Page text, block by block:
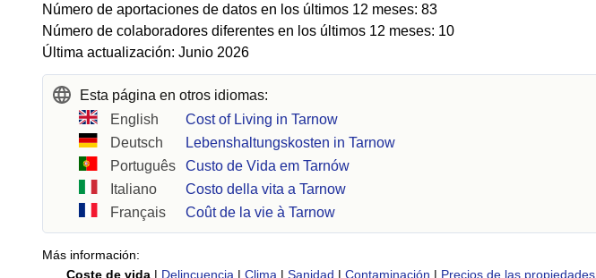
Número de aportaciones de datos en los últimos 12 meses: 83
Número de colaboradores diferentes en los últimos 12 meses: 10
Última actualización: Junio 2026
Esta página en otros idiomas:
English
Cost of Living in Tarnow
Deutsch
Lebenshaltungskosten in Tarnow
Português
Custo de Vida em Tarnów
Italiano
Costo della vita a Tarnow
Français
Coût de la vie à Tarnow
Más información:
Coste de vida | Delincuencia | Clima | Sanidad | Contaminación | Precios de las propiedades